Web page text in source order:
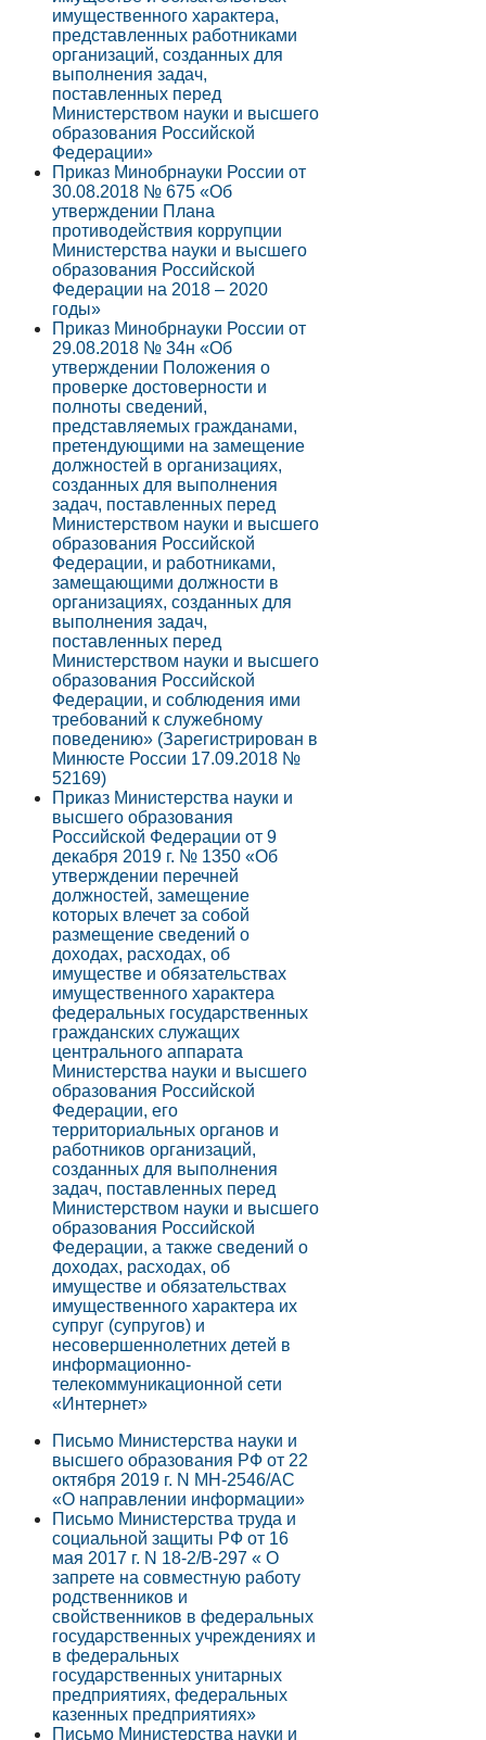
имущественного характера,
представленных работниками
организаций, созданных для
выполнения задач,
поставленных перед
Министерством науки и высшего
образования Российской
Федерации»
Приказ Минобрнауки России от
30.08.2018 № 675 «Об
утверждении Плана
противодействия коррупции
Министерства науки и высшего
образования Российской
Федерации на 2018 – 2020
годы»
Приказ Минобрнауки России от
29.08.2018 № 34н «Об
утверждении Положения о
проверке достоверности и
полноты сведений,
представляемых гражданами,
претендующими на замещение
должностей в организациях,
созданных для выполнения
задач, поставленных перед
Министерством науки и высшего
образования Российской
Федерации, и работниками,
замещающими должности в
организациях, созданных для
выполнения задач,
поставленных перед
Министерством науки и высшего
образования Российской
Федерации, и соблюдения ими
требований к служебному
поведению» (Зарегистрирован в
Минюсте России 17.09.2018 №
52169)
Приказ Министерства науки и
высшего образования
Российской Федерации от 9
декабря 2019 г. № 1350 «Об
утверждении перечней
должностей, замещение
которых влечет за собой
размещение сведений о
доходах, расходах, об
имуществе и обязательствах
имущественного характера
федеральных государственных
гражданских служащих
центрального аппарата
Министерства науки и высшего
образования Российской
Федерации, его
территориальных органов и
работников организаций,
созданных для выполнения
задач, поставленных перед
Министерством науки и высшего
образования Российской
Федерации, а также сведений о
доходах, расходах, об
имуществе и обязательствах
имущественного характера их
супруг (супругов) и
несовершеннолетних детей в
информационно-
телекоммуникационной сети
«Интернет»
Письмо Министерства науки и
высшего образования РФ от 22
октября 2019 г. N МН-2546/АС
«О направлении информации»
Письмо Министерства труда и
социальной защиты РФ от 16
мая 2017 г. N 18-2/В-297 « О
запрете на совместную работу
родственников и
свойственников в федеральных
государственных учреждениях и
в федеральных
государственных унитарных
предприятиях, федеральных
казенных предприятиях»
Письмо Министерства науки и